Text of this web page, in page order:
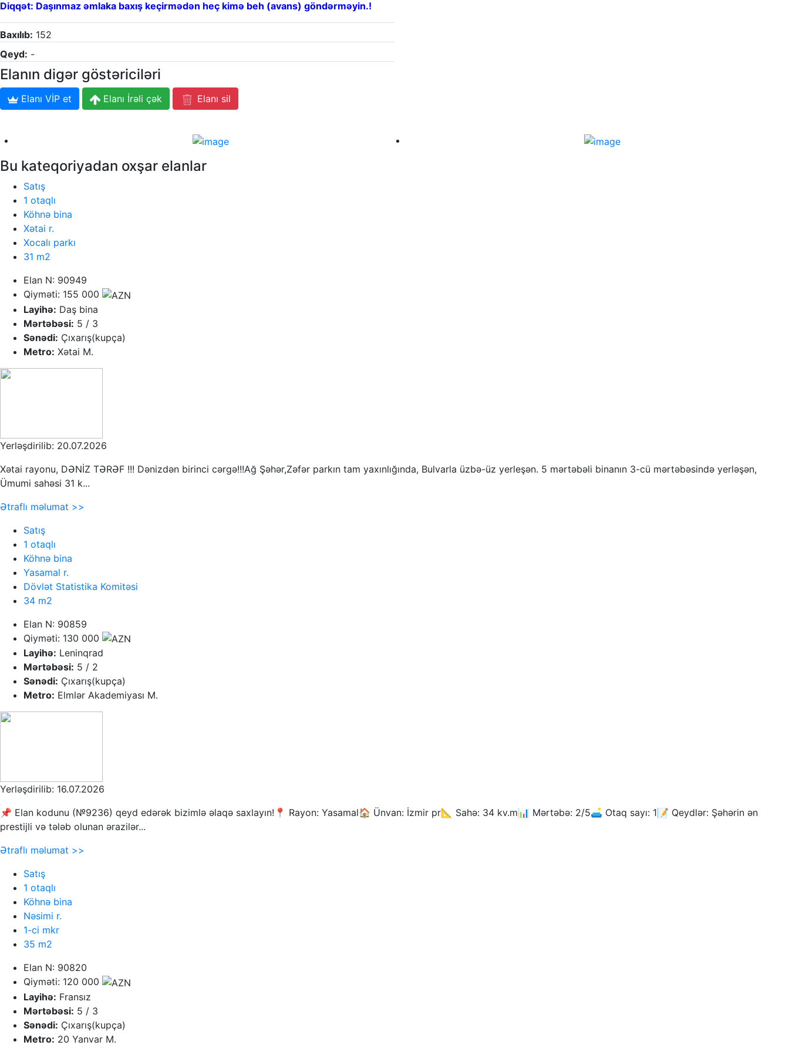
Diqqət: Daşınmaz əmlaka baxış keçirmədən heç kimə beh (avans) göndərməyin.!
Baxılıb: 152
Qeyd: -
Elanın digər göstəriciləri
Elanı VİP et Elanı İrəli çək Elanı sil
Bu kateqoriyadan oxşar elanlar
Satış
1 otaqlı
Köhnə bina
Xətai r.
Xocalı parkı
31 m2
Elan N: 90949
Qiyməti: 155 000
Layihə: Daş bina
Mərtəbəsi: 5 / 3
Sənədi: Çıxarış(kupça)
Metro: Xətai M.
Yerləşdirilib: 20.07.2026
Xətai rayonu, DƏNİZ TƏRƏF !!! Dənizdən birinci cərgə!!!Ağ Şəhər,Zəfər parkın tam yaxınlığında, Bulvarla üzbə-üz yerleşən. 5 mərtəbəli binanın 3-cü mərtəbəsində yerləşən,
Ümumi sahəsi 31 k...
Ətraflı məlumat >>
Satış
1 otaqlı
Köhnə bina
Yasamal r.
Dövlət Statistika Komitəsi
34 m2
Elan N: 90859
Qiyməti: 130 000
Layihə: Leninqrad
Mərtəbəsi: 5 / 2
Sənədi: Çıxarış(kupça)
Metro: Elmlər Akademiyası M.
Yerləşdirilib: 16.07.2026
📌 Elan kodunu (№9236) qeyd edərək bizimlə əlaqə saxlayın!📍 Rayon: Yasamal🏠 Ünvan: İzmir pr📐 Sahə: 34 kv.m📊 Mərtəbə: 2/5🛋️ Otaq sayı: 1📝 Qeydlər: Şəhərin ən
prestijli və tələb olunan ərazilər...
Ətraflı məlumat >>
Satış
1 otaqlı
Köhnə bina
Nəsimi r.
1-ci mkr
35 m2
Elan N: 90820
Qiyməti: 120 000
Layihə: Fransız
Mərtəbəsi: 5 / 3
Sənədi: Çıxarış(kupça)
Metro: 20 Yanvar M.